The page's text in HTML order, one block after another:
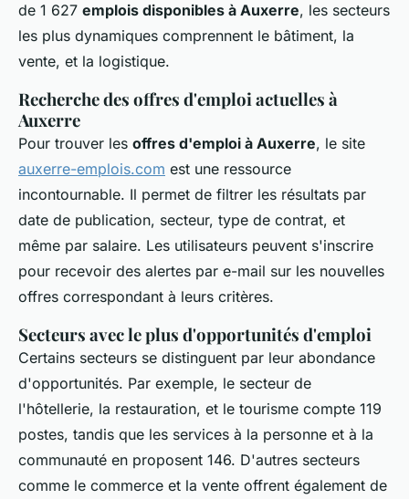
de 1 627 emplois disponibles à Auxerre, les secteurs
les plus dynamiques comprennent le bâtiment, la
vente, et la logistique.
Recherche des offres d'emploi actuelles à
Auxerre
Pour trouver les offres d'emploi à Auxerre, le site
auxerre-emplois.com est une ressource
incontournable. Il permet de filtrer les résultats par
date de publication, secteur, type de contrat, et
même par salaire. Les utilisateurs peuvent s'inscrire
pour recevoir des alertes par e-mail sur les nouvelles
offres correspondant à leurs critères.
Secteurs avec le plus d'opportunités d'emploi
Certains secteurs se distinguent par leur abondance
d'opportunités. Par exemple, le secteur de
l'hôtellerie, la restauration, et le tourisme compte 119
postes, tandis que les services à la personne et à la
communauté en proposent 146. D'autres secteurs
comme le commerce et la vente offrent également de